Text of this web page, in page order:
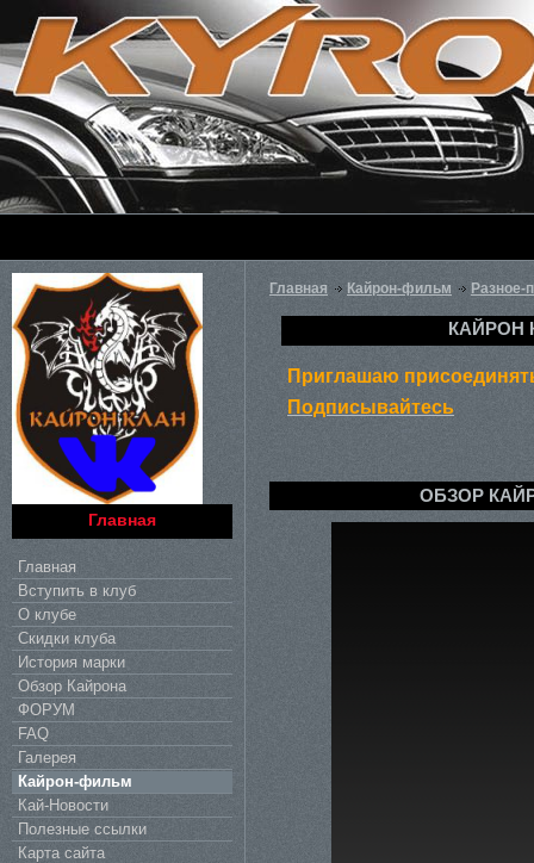
Главная
Главная
Вступить в клуб
О клубе
Скидки клуба
История марки
Обзор Кайрона
ФОРУМ
FAQ
Галерея
Кайрон-фильм
Кай-Новости
Полезные ссылки
Карта сайта
Главная Кайрон-фильм Разное-
КАЙРОН
Приглашаю
Подписывайтесь
ОБЗОР